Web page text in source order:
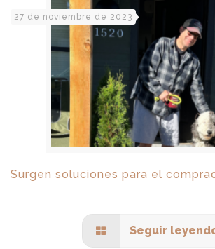
27 de noviembre de 2023
Surgen soluciones para el
Seguir